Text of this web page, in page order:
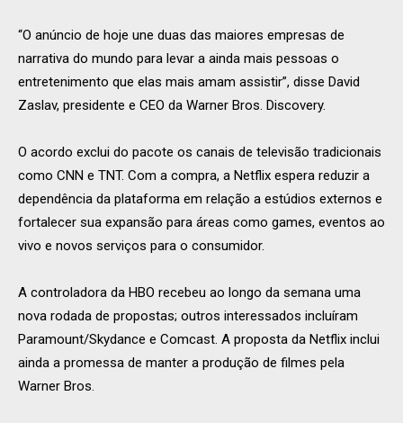
“O anúncio de hoje une duas das maiores empresas de
narrativa do mundo para levar a ainda mais pessoas o
entretenimento que elas mais amam assistir”, disse David
Zaslav, presidente e CEO da Warner Bros. Discovery.
O acordo exclui do pacote os canais de televisão tradicionais
como CNN e TNT. Com a compra, a Netflix espera reduzir a
dependência da plataforma em relação a estúdios externos e
fortalecer sua expansão para áreas como games, eventos ao
vivo e novos serviços para o consumidor.
A controladora da HBO recebeu ao longo da semana uma
nova rodada de propostas; outros interessados incluíram
Paramount/Skydance e Comcast. A proposta da Netflix inclui
ainda a promessa de manter a produção de filmes pela
Warner Bros.